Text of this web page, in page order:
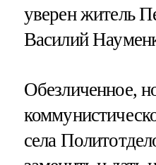
уверен житель
Василий
Обезличенное,
села